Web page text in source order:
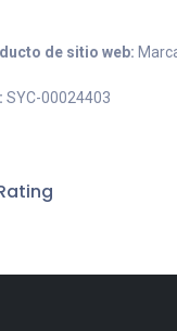
de sitio web:
SYC-00024403